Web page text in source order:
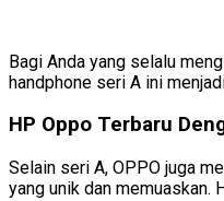
Bagi Anda yang selalu
handphone seri A ini
HP Oppo Terbaru
Selain seri A, OPPO juga
yang unik dan memuaskan.